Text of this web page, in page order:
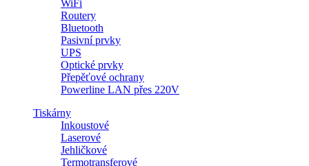
WiFi
Routery
Bluetooth
Pasivní prvky
UPS
Optické prvky
Přepěťové ochrany
Powerline LAN přes 220V
Tiskárny
Inkoustové
Laserové
Jehličkové
Termotransferové